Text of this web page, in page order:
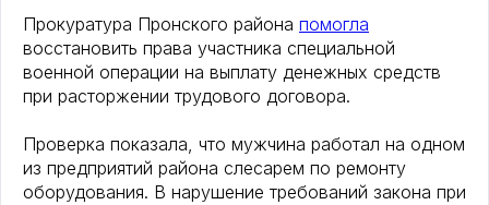
Прокуратура Пронского района помогла
восстановить права участника специальной
военной операции на выплату денежных средств
при расторжении трудового договора.
Проверка показала, что мужчина работал на одном
из предприятий района слесарем по ремонту
оборудования. В нарушение требований закона при